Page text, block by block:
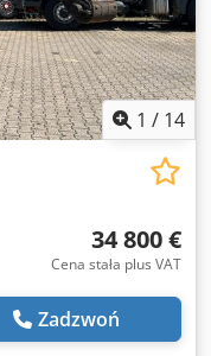
1 / 14
34 800 €
Cena stała plus VAT
Zadzwoń